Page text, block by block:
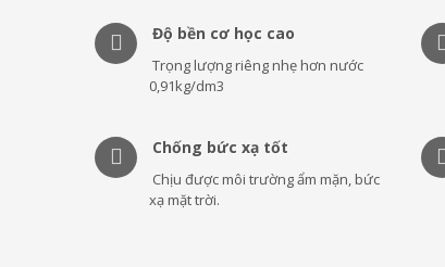
Độ bền cơ học cao
Trọng lượng riêng nhẹ hơn nước
0,91kg/dm3
Chống bức xạ tốt
Chịu được môi trường ẩm mặn, bức
xạ mặt trời.